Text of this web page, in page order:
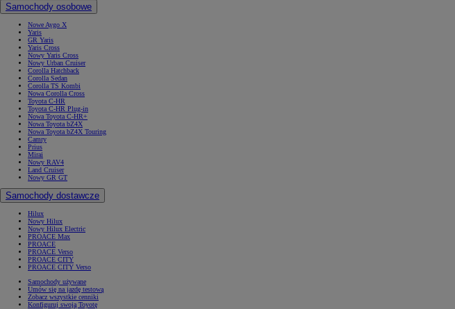
Samochody osobowe
Nowe Aygo X
Yaris
GR Yaris
Yaris Cross
Nowy Yaris Cross
Nowy Urban Cruiser
Corolla Hatchback
Corolla Sedan
Corolla TS Kombi
Nowa Corolla Cross
Toyota C-HR
Toyota C-HR Plug-in
Nowa Toyota C-HR+
Nowa Toyota bZ4X
Nowa Toyota bZ4X Touring
Camry
Prius
Mirai
Nowy RAV4
Land Cruiser
Nowy GR GT
Samochody dostawcze
Hilux
Nowy Hilux
Nowy Hilux Electric
PROACE Max
PROACE
PROACE Verso
PROACE CITY
PROACE CITY Verso
Samochody używane
Umów się na jazdę testową
Zobacz wszystkie cenniki
Konfiguruj swoją Toyotę